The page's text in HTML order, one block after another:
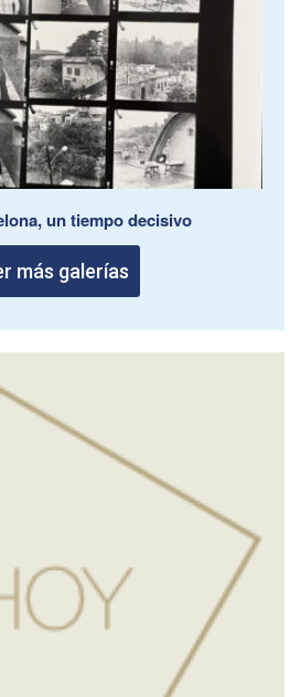
un tiempo decisivo
más galerías